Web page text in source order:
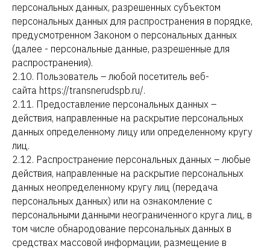
персональных данных, разрешенных субъектом
персональных данных для распространения в порядке,
предусмотренном Законом о персональных данных
(далее - персональные данные, разрешенные для
распространения).
2.10. Пользователь – любой посетитель веб-
сайта https://transnerudspb.ru/.
2.11. Предоставление персональных данных –
действия, направленные на раскрытие персональных
данных определенному лицу или определенному кругу
лиц.
2.12. Распространение персональных данных – любые
действия, направленные на раскрытие персональных
данных неопределенному кругу лиц (передача
персональных данных) или на ознакомление с
персональными данными неограниченного круга лиц, в
том числе обнародование персональных данных в
средствах массовой информации, размещение в